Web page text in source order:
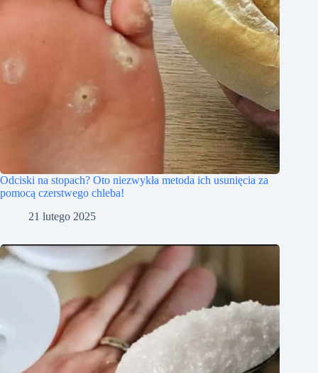
Odciski na stopach? Oto niezwykła metoda ich usunięcia za
pomocą czerstwego chleba!
21 lutego 2025